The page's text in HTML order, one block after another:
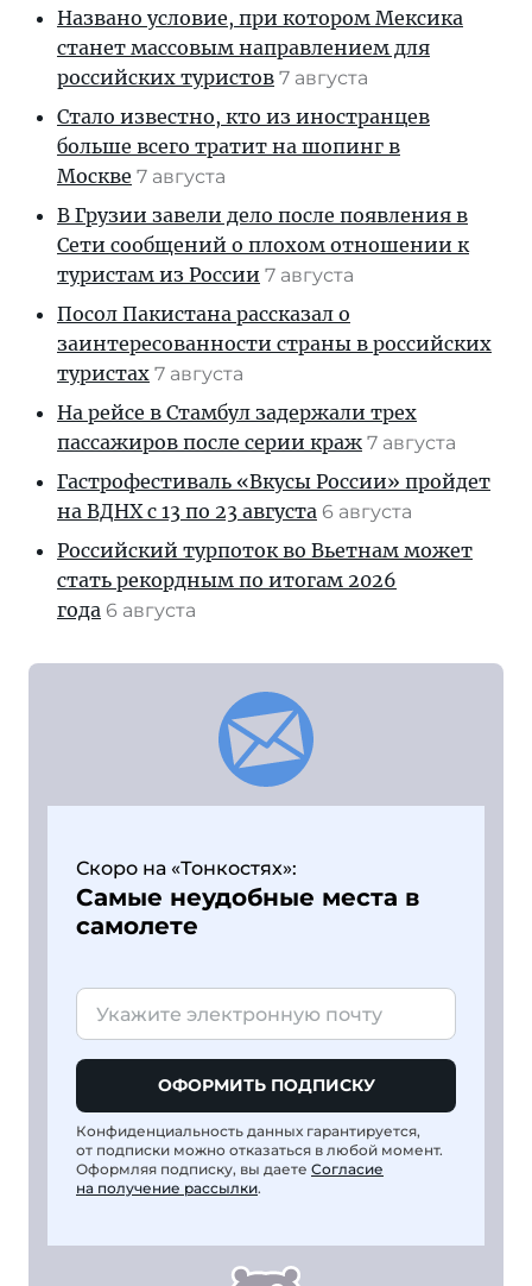
Названо условие, при котором Мексика
станет массовым направлением для
российских туристов 7 августа
Стало известно, кто из иностранцев
больше всего тратит на шопинг в
Москве 7 августа
В Грузии завели дело после появления в
Сети сообщений о плохом отношении к
туристам из России 7 августа
Посол Пакистана рассказал о
заинтересованности страны в российских
туристах 7 августа
На рейсе в Стамбул задержали трех
пассажиров после серии краж 7 августа
Гастрофестиваль «Вкусы России» пройдет
на ВДНХ с 13 по 23 августа 6 августа
Российский турпоток во Вьетнам может
стать рекордным по итогам 2026
года 6 августа
Скоро на «Тонкостях»:
Самые неудобные места в
самолете
ОФОРМИТЬ ПОДПИСКУ
Конфиденциальность данных гарантируется,
от подписки можно отказаться в любой момент.
Оформляя подписку, вы даете Согласие
на получение рассылки.